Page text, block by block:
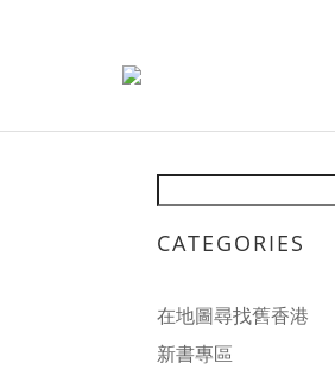
CATEGORIES
在地圖尋找舊香港
新書專區